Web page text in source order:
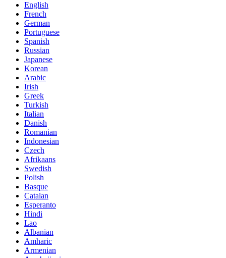
English
French
German
Portuguese
Spanish
Russian
Japanese
Korean
Arabic
Irish
Greek
Turkish
Italian
Danish
Romanian
Indonesian
Czech
Afrikaans
Swedish
Polish
Basque
Catalan
Esperanto
Hindi
Lao
Albanian
Amharic
Armenian